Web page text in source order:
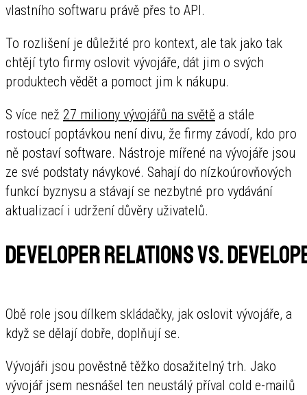
vlastního softwaru právě přes to API.
To rozlišení je důležité pro kontext, ale tak jako tak
chtějí tyto firmy oslovit vývojáře, dát jim o svých
produktech vědět a pomoct jim k nákupu.
S více než 27 miliony vývojářů na světě a stále
rostoucí poptávkou není divu, že firmy závodí, kdo pro
ně postaví software. Nástroje mířené na vývojáře jsou
ze své podstaty návykové. Sahají do nízkoúrovňových
funkcí byznysu a stávají se nezbytné pro vydávání
aktualizací i udržení důvěry uživatelů.
Developer Relations vs.
Obě role jsou dílkem skládačky, jak oslovit vývojáře, a
když se dělají dobře, doplňují se.
Vývojáři jsou pověstně těžko dosažitelný trh. Jako
vývojář jsem nesnášel ten neustálý příval cold e-mailů